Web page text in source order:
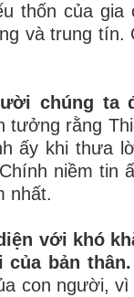
thốn của gia
và trung
chúng
tưởng rằng
khi thưa
niềm tin
nhất.
với khó
bản thân.
con người,